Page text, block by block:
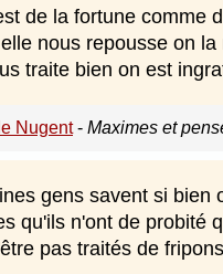
de la fortune comme
nous repousse on la
traite bien on est
Nugent- Maximes et
gens savent si bien
qu'ils n'ont de probité
pas traités de